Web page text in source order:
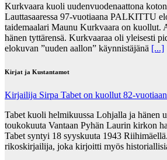
Kurkvaara kuoli uudenvuodenaattona
Lauttasaaressa 97-vuotiaana PALKITTU
taidemaalari Maunu Kurkvaara on kuollut.
hänen tyttärensä. Kurkvaaraa oli yleisesti
elokuvan ”uuden aallon” käynnistäjänä [...]
Kirjat ja Kustantamot
Kirjailija Sirpa Tabet on kuollut 82-
Tabet kuoli helmikuussa Lohjalla ja hänen
toukokuuta Vantaan Pyhän Laurin kirkon
Tabet syntyi 18 syyskuuta 1943
rikoskirjailija, joka kirjoitti myös